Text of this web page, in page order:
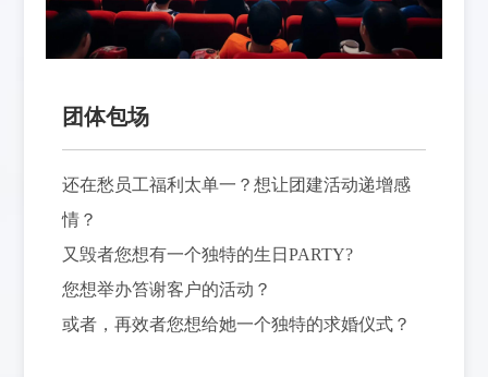
团体包场
还在愁员工福利太单一？想让团建活动递增感
情？
又毁者您想有一个独特的生日PARTY?
您想举办笞谢客户的活动？
或者，再效者您想给她一个独特的求婚仪式？